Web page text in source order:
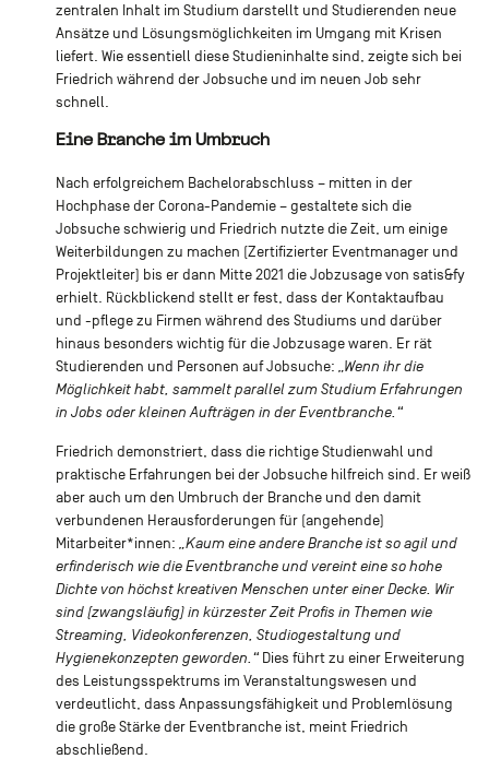
zentralen Inhalt im Studium darstellt und Studierenden neue
Ansätze und Lösungsmöglichkeiten im Umgang mit Krisen
liefert. Wie essentiell diese Studieninhalte sind, zeigte sich bei
Friedrich während der Jobsuche und im neuen Job sehr
schnell.
Eine Branche im Umbruch
Nach erfolgreichem Bachelorabschluss – mitten in der
Hochphase der Corona-Pandemie – gestaltete sich die
Jobsuche schwierig und Friedrich nutzte die Zeit, um einige
Weiterbildungen zu machen (Zertifizierter Eventmanager und
Projektleiter) bis er dann Mitte 2021 die Jobzusage von satis&fy
erhielt. Rückblickend stellt er fest, dass der Kontaktaufbau
und -pflege zu Firmen während des Studiums und darüber
hinaus besonders wichtig für die Jobzusage waren. Er rät
Studierenden und Personen auf Jobsuche:
„Wenn ihr die
Möglichkeit habt, sammelt parallel zum Studium Erfahrungen
in Jobs oder kleinen Aufträgen in der Eventbranche.“
Friedrich demonstriert, dass die richtige Studienwahl und
praktische Erfahrungen bei der Jobsuche hilfreich sind. Er weiß
aber auch um den Umbruch der Branche und den damit
verbundenen Herausforderungen für (angehende)
Mitarbeiter*innen:
„Kaum eine andere Branche ist so agil und
erfinderisch wie die Eventbranche und vereint eine so hohe
Dichte von höchst kreativen Menschen unter einer Decke. Wir
sind (zwangsläufig) in kürzester Zeit Profis in Themen wie
Streaming, Videokonferenzen, Studiogestaltung und
Hygienekonzepten geworden.“Dies führt zu einer Erweiterung
des Leistungsspektrums im Veranstaltungswesen und
verdeutlicht, dass Anpassungsfähigkeit und Problemlösung
die große Stärke der Eventbranche ist, meint Friedrich
abschließend.